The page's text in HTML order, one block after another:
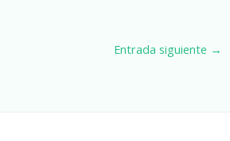
Entrada siguiente →